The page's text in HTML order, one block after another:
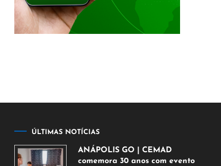
ÚLTIMAS NOTÍCIAS
ANÁPOLIS GO | CEMAD
comemora 30 anos com evento